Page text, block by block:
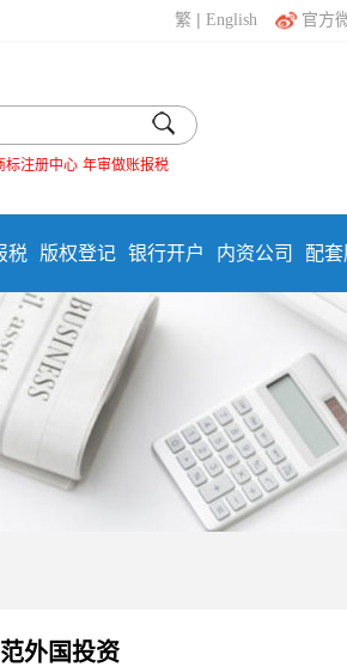
繁 |English 官方
标注册中心 年审做账报税
税 版权登记 银行开户 内资公司 配
外国投资